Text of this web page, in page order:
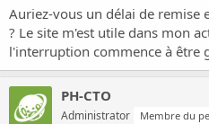
Auriez-vous un délai de
? Le site m'est utile dans mon
l'interruption commence à être
PH-CTO
Administrator Membre du